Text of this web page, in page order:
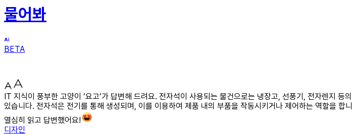
물어봐
BETA
IT 지식이 풍부한 고양이 ‘요고’가 답변해 드려요. 전자석이 사용되는 물건으로는 냉장고, 선풍기, 전자렌지
있습니다. 전자석은 전기를 통해 생성되며, 이를 이용하여 제품 내의 부품을 작동시키거나 제어하는 역할을
열심히 읽고 답변했어요!
디자인